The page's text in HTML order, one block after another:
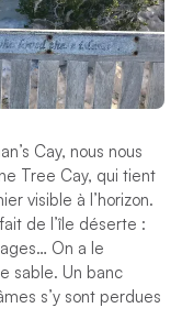
Cay, nous nous
Tree Cay, qui tient
visible à l’horizon.
de l’île déserte :
On a le
sable. Un banc
s’y sont perdues